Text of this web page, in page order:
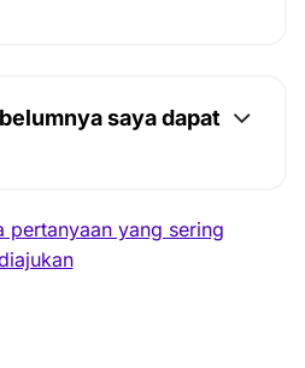
saya dapat
pertanyaan yang sering